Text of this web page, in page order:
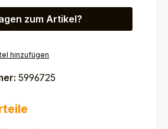
zum Artikel?
hinzufügen
5996725